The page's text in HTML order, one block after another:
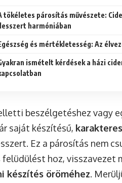
tökéletes párosítás művészete:
harmóniában
és mértékletesség: Az
ismételt kérdések a házi
beszélgetéshez vagy
saját készítésű,
Ez a párosítás nem
hoz, visszavezet
készítés öröméhez.